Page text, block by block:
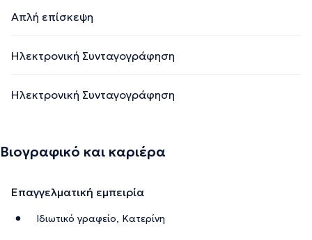
Απλή επίσκεψη
Ηλεκτρονική Συνταγογράφηση
Ηλεκτρονική Συνταγογράφηση
Βιογραφικό και καριέρα
Επαγγελματική εμπειρία
Ιδιωτικό γραφείο, Κατερίνη